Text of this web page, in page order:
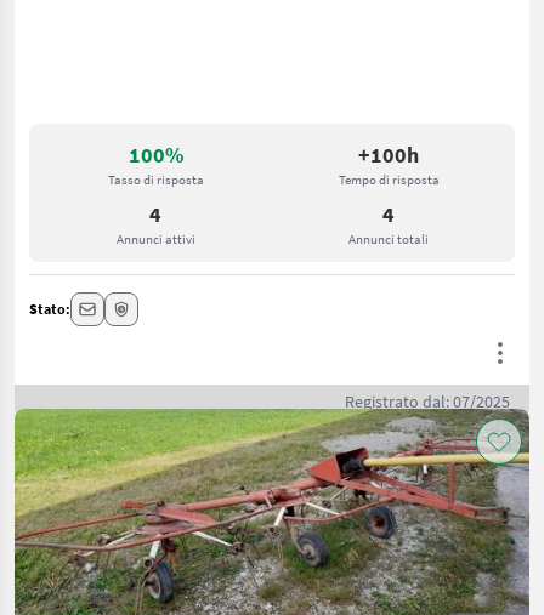
100%
Tasso di risposta
+100h
Tempo di risposta
4
Annunci attivi
4
Annunci totali
Stato:
Registrato dal: 07/2025